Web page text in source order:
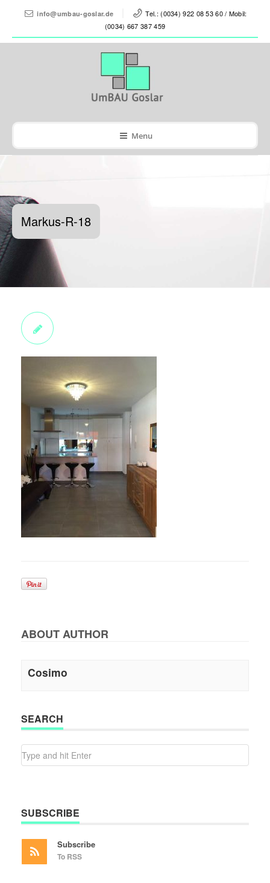
info@umbau-goslar.de
Tel.: (0034) 922 08 53 60 / Mobil:
(0034) 667 387 459
Menu
Markus-R-18
ABOUT AUTHOR
Cosimo
SEARCH
SUBSCRIBE
Subscribe
To RSS